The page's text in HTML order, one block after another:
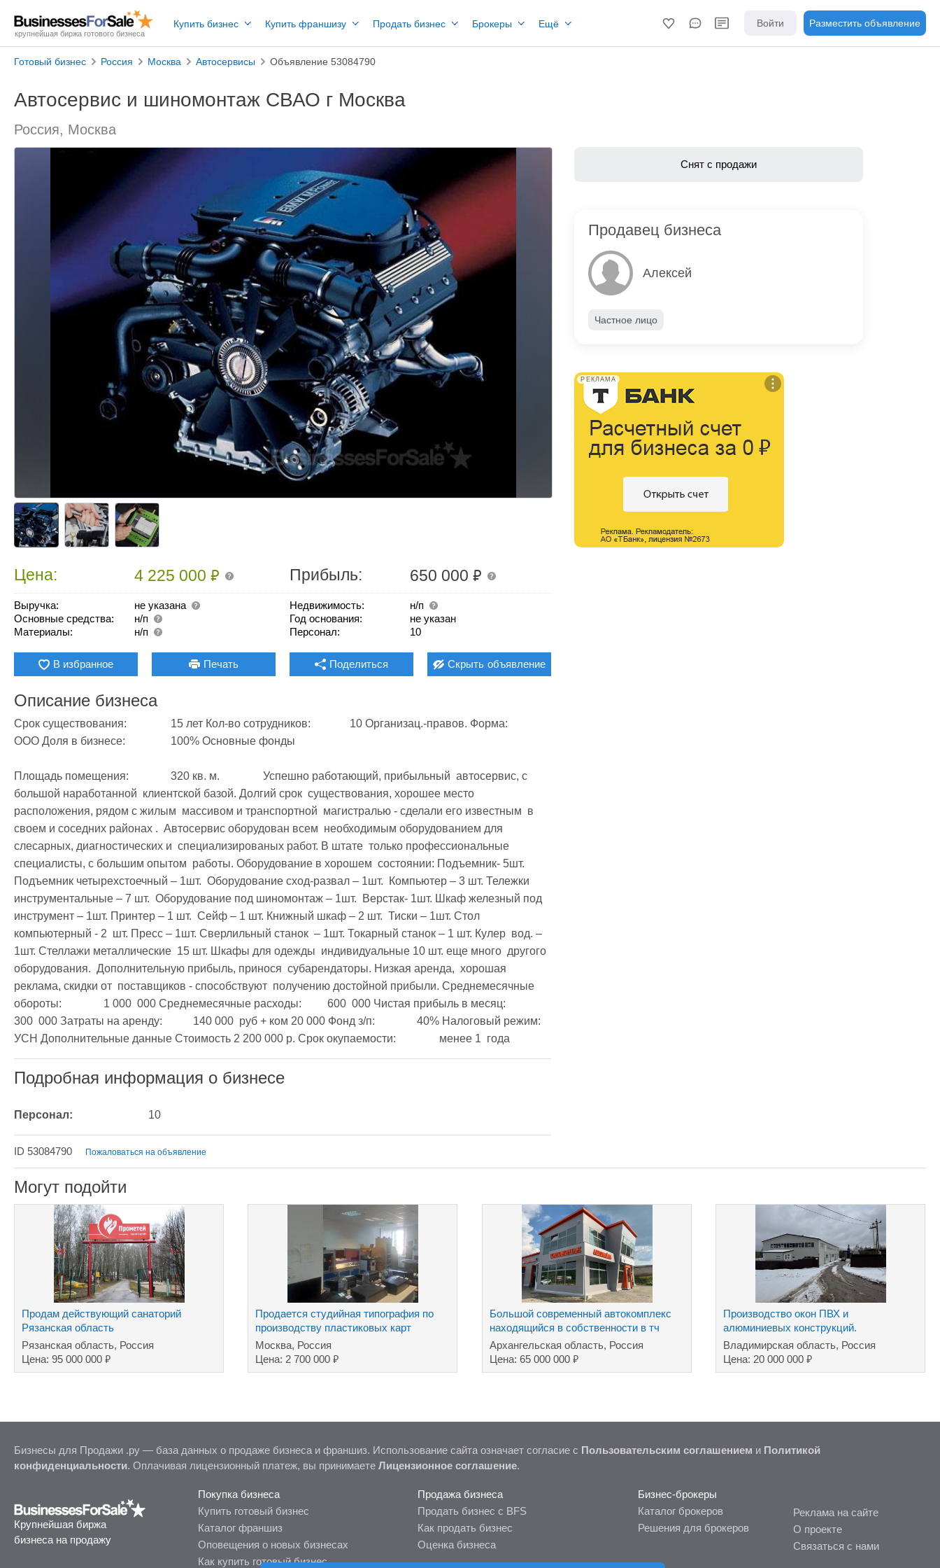
крупнейшая биржа готового бизнеса
Купить бизнес Купить франшизу Продать бизнес Брокеры Ещё Войти Разместить объявление
Готовый бизнес Россия Москва Автосервисы Объявление 53084790
Автосервис и шиномонтаж СВАО г Москва
Россия, Москва
Цена: 4 225 000₽ Прибыль: 650 000 ₽
Выручка:
не указана
Основные средства:
н/п
Материалы:
н/п
Недвижимость:
н/п
Год основания:
не указан
Персонал:
10
В избранное Печать Поделиться Скрыть объявление
Описание бизнеса
Срок существования:		15 лет Кол-во сотрудников:		10 Организац.-правов. Форма:
ООО Доля в бизнесе:		100% Основные фонды
Площадь помещения:		320 кв. м.		 Успешно работающий, прибыльный  автосервис, с
большой наработанной  клиентской базой. Долгий срок  существования, хорошее место
расположения, рядом с жилым  массивом и транспортной  магистралью - сделали его известным  в
своем и соседних районах .  Автосервис оборудован всем  необходимым оборудованием для
слесарных, диагностических и  специализированых работ. В штате  только профессиональные
специалисты, с большим опытом  работы. Оборудование в хорошем  состоянии: Подъемник- 5шт.
Подъемник четырехстоечный – 1шт.  Оборудование сход-развал – 1шт.  Компьютер – 3 шт. Тележки
инструментальные – 7 шт.  Оборудование под шиномонтаж – 1шт.  Верстак- 1шт. Шкаф железный под
инструмент – 1шт. Принтер – 1 шт.  Сейф – 1 шт. Книжный шкаф – 2 шт.  Тиски – 1шт. Стол
компьютерный - 2  шт. Пресс – 1шт. Сверлильный станок  – 1шт. Токарный станок – 1 шт. Кулер  вод. –
1шт. Стеллажи металлические  15 шт. Шкафы для одежды  индивидуальные 10 шт. еще много  другого
оборудования.  Дополнительную прибыль, принося  субарендаторы. Низкая аренда,  хорошая
реклама, скидки от  поставщиков - способствуют  получению достойной прибыли. Среднемесячные
обороты:		1 000  000 Среднемесячные расходы:		600  000 Чистая прибыль в месяц:
300  000 Затраты на аренду:		140 000  руб + ком 20 000 Фонд з/п:		40% Налоговый режим:
УСН Дополнительные данные Стоимость 2 200 000 р. Срок окупаемости:		менее 1  года
Подробная информация о бизнесе
Персонал: 10
Снят с продажи
Продавец бизнеса
Алексей
Частное лицо
РЕКЛАМА
ID 53084790 Пожаловаться на объявление
Могут подойти
Продам действующий санаторий
Рязанская область
Рязанская область, Россия
Цена: 95 000 000 ₽
Продается студийная типография по
производству пластиковых карт
Москва, Россия
Цена: 2 700 000₽
Большой современный автокомплекс
находящийся в собственности в тч
земл
Архангельская область, Россия
Цена: 65 000 000 ₽
Производство окон ПВХ и
алюминиевых конструкций.
Владимирская область, Россия
Цена: 20 000 000₽
Бизнесы для Продажи .ру — база данных о продаже бизнеса и франшиз. Использование сайта означает согласие с Пользовательским соглашением и Политикой
конфиденциальности. Оплачивая лицензионный платеж, вы принимаете Лицензионное соглашение.
Крупнейшая биржа
бизнеса на продажу
Покупка бизнеса
Купить готовый бизнес
Каталог франшиз
Оповещения о новых бизнесах
Как купить готовый бизнес
Продажа бизнеса
Продать бизнес с BFS
Как продать бизнес
Оценка бизнеса
Бизнес-брокеры
Каталог брокеров
Решения для брокеров
Реклама на сайте
О проекте
Связаться с нами